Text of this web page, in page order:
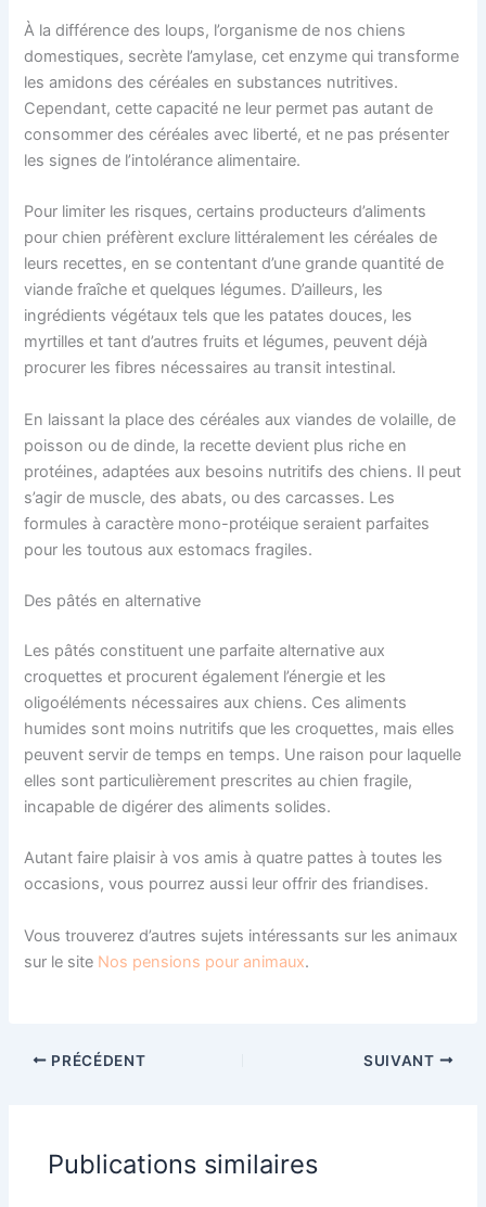
À la différence des loups, l’organisme de nos chiens
domestiques, secrète l’amylase, cet enzyme qui transforme
les amidons des céréales en substances nutritives.
Cependant, cette capacité ne leur permet pas autant de
consommer des céréales avec liberté, et ne pas présenter
les signes de l’intolérance alimentaire.
Pour limiter les risques, certains producteurs d’aliments
pour chien préfèrent exclure littéralement les céréales de
leurs recettes, en se contentant d’une grande quantité de
viande fraîche et quelques légumes. D’ailleurs, les
ingrédients végétaux tels que les patates douces, les
myrtilles et tant d’autres fruits et légumes, peuvent déjà
procurer les fibres nécessaires au transit intestinal.
En laissant la place des céréales aux viandes de volaille, de
poisson ou de dinde, la recette devient plus riche en
protéines, adaptées aux besoins nutritifs des chiens. Il peut
s’agir de muscle, des abats, ou des carcasses. Les
formules à caractère mono-protéique seraient parfaites
pour les toutous aux estomacs fragiles.
Des pâtés en alternative
Les pâtés constituent une parfaite alternative aux
croquettes et procurent également l’énergie et les
oligoéléments nécessaires aux chiens. Ces aliments
humides sont moins nutritifs que les croquettes, mais elles
peuvent servir de temps en temps. Une raison pour laquelle
elles sont particulièrement prescrites au chien fragile,
incapable de digérer des aliments solides.
Autant faire plaisir à vos amis à quatre pattes à toutes les
occasions, vous pourrez aussi leur offrir des friandises.
Vous trouverez d’autres sujets intéressants sur les animaux
sur le site Nos pensions pour animaux.
PRÉCÉDENT SUIVANT
Publications similaires